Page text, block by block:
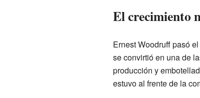
El crecimiento
Ernest Woodruff pasó
se convirtió en una de
producción y
estuvo al frente de la